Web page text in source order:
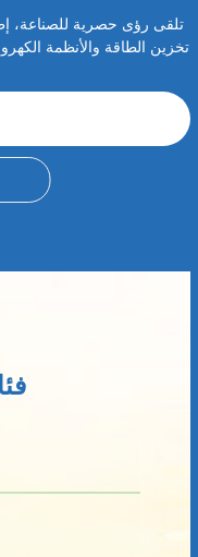
تلقى رؤى حصرية للصناعة،
تخزين الطاقة والأنظمة